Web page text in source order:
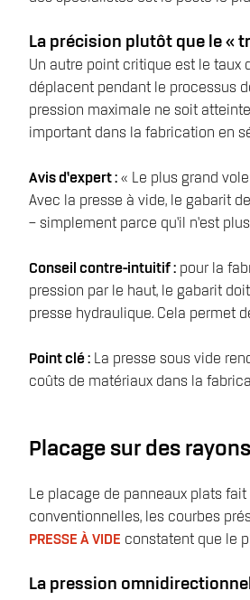
La précision plutôt que le «
Un autre point critique est le taux
déplacent pendant le processus
pression maximale ne soit
important dans la fabrication en
Avis d’expert : « Le plus grand
Avec la presse à vide, le gabarit
– simplement parce qu’il n’est
Conseil contre-intuitif : pour la
pression par le haut, le gabarit
presse hydraulique. Cela permet
Point clé : La presse sous vide
coûts de matériaux dans la
Placage sur des
Le placage de panneaux plats
conventionnelles, les courbes
PRESSE À VIDE constatent que le
La pression